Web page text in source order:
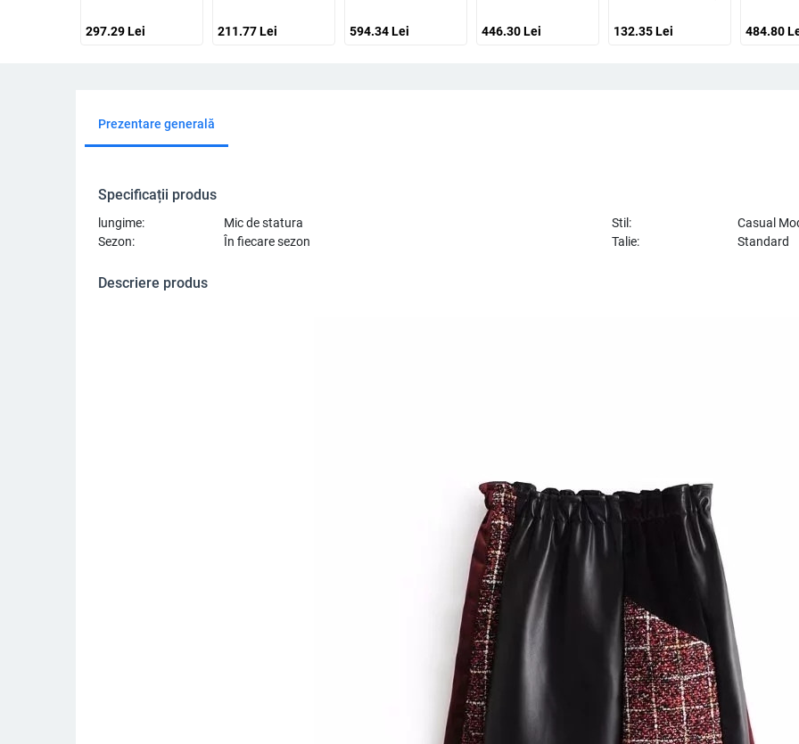
297.29Lei 211.77Lei 594.34Lei 446.30Lei 132.35Lei 484.80
Prezentare generală
Specificații produs
lungime: Mic de statura Stil:
Casual
Sezon:
În fiecare sezon Talie: Standard
Descriere produs